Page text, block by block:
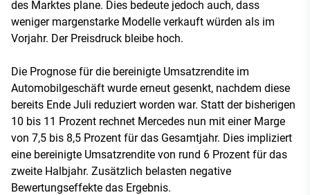
des Marktes plane. Dies bedeute jedoch auch, dass
weniger margenstarke Modelle verkauft würden als im
Vorjahr. Der Preisdruck bleibe hoch.
Die Prognose für die bereinigte Umsatzrendite im
Automobilgeschäft wurde erneut gesenkt, nachdem diese
bereits Ende Juli reduziert worden war. Statt der bisherigen
10 bis 11 Prozent rechnet Mercedes nun mit einer Marge
von 7,5 bis 8,5 Prozent für das Gesamtjahr. Dies impliziert
eine bereinigte Umsatzrendite von rund 6 Prozent für das
zweite Halbjahr. Zusätzlich belasten negative
Bewertungseffekte das Ergebnis.